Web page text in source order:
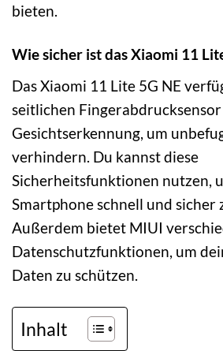
bieten.
Wie sicher ist das Xiaomi 11
Das Xiaomi 11 Lite 5G NE
seitlichen
Gesichtserkennung, um
verhindern. Du kannst diese
Sicherheitsfunktionen nutzen,
Smartphone schnell und sicher
Außerdem bietet MIUI
Datenschutzfunktionen, um
Daten zu schützen.
Inhalt